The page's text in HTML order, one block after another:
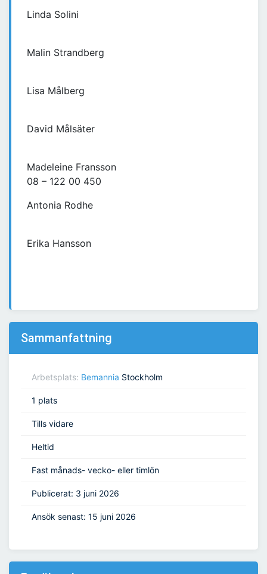
Linda Solini
Malin Strandberg
Lisa Målberg
David Målsäter
Madeleine Fransson
08 – 122 00 450
Antonia Rodhe
Erika Hansson
Sammanfattning
Arbetsplats: Bemannia Stockholm
1 plats
Tills vidare
Heltid
Fast månads- vecko- eller timlön
Publicerat: 3 juni 2026
Ansök senast: 15 juni 2026